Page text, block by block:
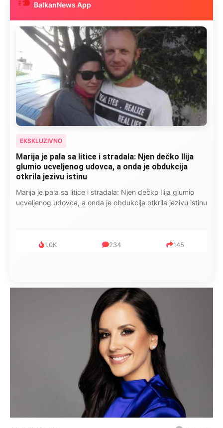
BalkanNews App
EKSKLUZIVNO
Marija je pala sa litice i stradala: Njen dečko Ilija
glumio ucveljenog udovca, a onda je obdukcija
otkrila jezivu istinu
Marija je pala sa litice i stradala: Njen dečko Ilija glumio
ucveljenog udovca, a onda je obdukcija otkrila jezivu istinu
1.0K 234 145